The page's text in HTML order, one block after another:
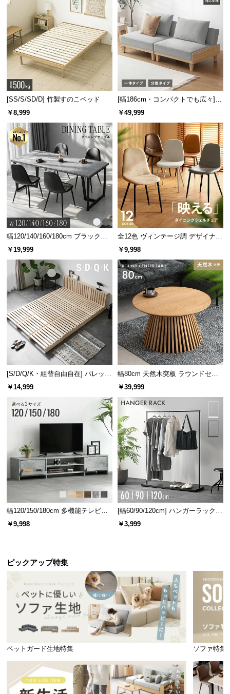
[SS/S/SD/D] 竹製すのこベッド
￥8,999
[幅186cm・コンパクトでも広々] 3
人掛けソファベッド リクライニン
グ 天然木フレーム 北欧
￥49,999
幅120/140/160/180cm ブラックフ
レーム ダイニング 大理石調 4人掛
￥19,999
全12色 ヴィンテージ調 デザイナー
ズシェルチェア
￥9,998
[S/D/Q/K・組替自由自在] パレット
ベッド 8/12/16枚セット
￥14,999
幅80cm 天然木突板 ラウンドセン
ターテーブル 美しい格子デザイン
￥39,999
幅120/150/180cm 多機能テレビボ
ード 木目/石目調 オープン収納・
￥9,998
[幅60/90/120cm] ハンガーラック
スチール 4段階高さ調節 サイドフ
￥3,999
ピックアップ特集
ペットガード生地特集 ソファ特集